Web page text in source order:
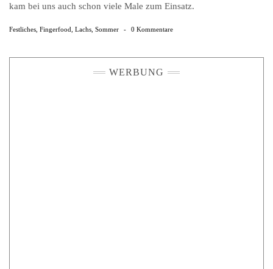
kam bei uns auch schon viele Male zum Einsatz.
Festliches Fingerfood Lachs Sommer - 0 Kommentare
WERBUNG